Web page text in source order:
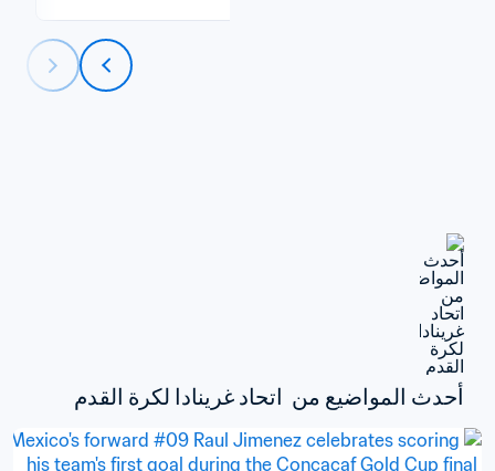
أحدث المواضيع من  اتحاد غرينادا لكرة القدم